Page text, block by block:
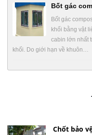
Bốt gác
Bốt gác
khối bằng vật
cabin lớn nhất
khối. Do giới hạn về khuôn…
Chốt bảo